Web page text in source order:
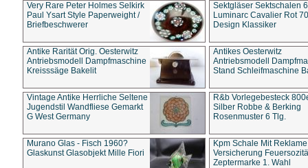
Very Rare Peter Holmes Selkirk
Paul Ysart Style Paperweight /
Briefbeschwerer
Sektgläser Sektschalen
Luminarc Cavalier Rot
Design Klassiker
Antike Rarität Orig. Oesterwitz
Antriebsmodell Dampfmaschine
Kreisssäge Bakelit
Antikes Oesterwitz
Antriebsmodell
Stand Schleifmaschine
Vintage Antike Herrliche Seltene
Jugendstil Wandfliese Gemarkt
G West Germany
R&b Vorlegebesteck
Silber Robbe & Berking
Rosenmuster 6 Tlg.
Murano Glas - Fisch 1960?
Glaskunst Glasobjekt Mille Fiori
Kpm Schale Mit Reklame
Versicherung
Zeptermarke 1. Wahl